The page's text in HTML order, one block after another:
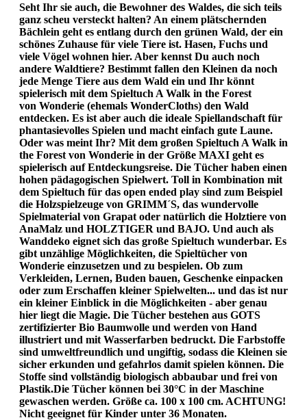
Seht Ihr sie auch, die Bewohner des Waldes, die sich teils
ganz scheu versteckt halten? An einem plätschernden
Bächlein geht es entlang durch den grünen Wald, der ein
schönes Zuhause für viele Tiere ist. Hasen, Fuchs und
viele Vögel wohnen hier. Aber kennst Du auch noch
andere Waldtiere? Bestimmt fallen den Kleinen da noch
jede Menge Tiere aus dem Wald ein und Ihr könnt
spielerisch mit dem Spieltuch A Walk in the Forest
von Wonderie (ehemals WonderCloths) den Wald
entdecken. Es ist aber auch die ideale Spiellandschaft für
phantasievolles Spielen und macht einfach gute Laune.
Oder was meint Ihr? Mit dem großen Spieltuch A Walk in
the Forest von Wonderie in der Größe MAXI geht es
spielerisch auf Entdeckungsreise. Die Tücher haben einen
hohen pädagogischen Spielwert. Toll in Kombination mit
dem Spieltuch für das open ended play sind zum Beispiel
die Holzspielzeuge von GRIMM´S, das wundervolle
Spielmaterial von Grapat oder natürlich die Holztiere von
AnaMalz und HOLZTIGER und BAJO. Und auch als
Wanddeko eignet sich das große Spieltuch wunderbar. Es
gibt unzählige Möglichkeiten, die Spieltücher von
Wonderie einzusetzen und zu bespielen. Ob zum
Verkleiden, Lernen, Buden bauen, Geschenke einpacken
oder zum Erschaffen kleiner Spielwelten... und das ist nur
ein kleiner Einblick in die Möglichkeiten - aber genau
hier liegt die Magie. Die Tücher bestehen aus GOTS
zertifizierter Bio Baumwolle und werden von Hand
illustriert und mit Wasserfarben bedruckt. Die Farbstoffe
sind umweltfreundlich und ungiftig, sodass die Kleinen sie
sicher erkunden und gefahrlos damit spielen können. Die
Stoffe sind vollständig biologisch abbaubar und frei von
Plastik.Die Tücher können bei 30°C in der Maschine
gewaschen werden. Größe ca. 100 x 100 cm. ACHTUNG!
Nicht geeignet für Kinder unter 36 Monaten.